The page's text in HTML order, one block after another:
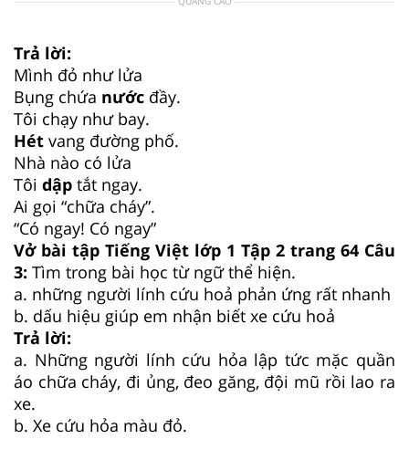
Trả lời:
Mình đỏ như lửa
Bụng chứa nước đầy.
Tôi chạy như bay.
Hét vang đường phố.
Nhà nào có lửa
Tôi dập tắt ngay.
Ai gọi “chữa cháy”.
“Có ngay! Có ngay”
Vở bài tập Tiếng Việt lớp 1 Tập 2 trang 64 Câu
3: Tìm trong bài học từ ngữ thể hiện.
a. những người lính cứu hoả phản ứng rất nhanh
b. dấu hiệu giúp em nhận biết xe cứu hoả
Trả lời:
a. Những người lính cứu hỏa lập tức mặc quần
áo chữa cháy, đi ủng, đeo găng, đội mũ rồi lao ra
xe.
b. Xe cứu hỏa màu đỏ.